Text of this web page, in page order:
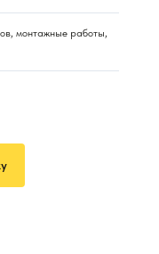
монтажные работы,